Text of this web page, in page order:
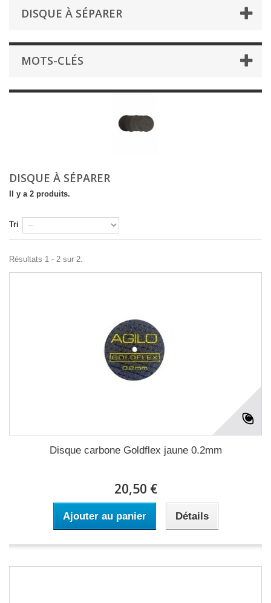
DISQUE À SÉPARER
MOTS-CLÉS
DISQUE À SÉPARER
Il y a 2 produits.
Tri
Résultats 1 - 2 sur 2.
Disque carbone Goldflex jaune 0.2mm
20,50 €
Ajouter au panier Détails